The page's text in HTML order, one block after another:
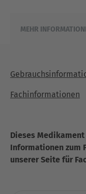
MEHR
Fachinformationen
Dieses
Informationen zum
unserer Seite für